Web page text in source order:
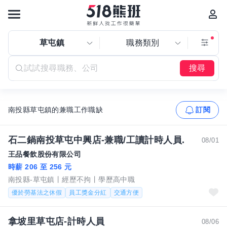
草屯鎮 職務類別
搜尋
南投縣草屯鎮的兼職工作職缺 訂閱
08/01
石二鍋南投草屯中興店-兼職/工讀計時人員.
王品餐飲股份有限公司
時薪 206 至 256 元
南投縣-草屯鎮
經歷不拘 學歷高中職
優於勞基法之休假 員工獎金分紅 交通方便
08/06
拿坡里草屯店-計時人員